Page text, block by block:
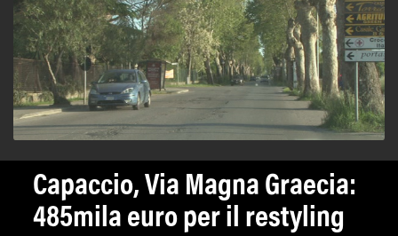
Capaccio, Via Magna Graecia:
485mila euro per il restyling